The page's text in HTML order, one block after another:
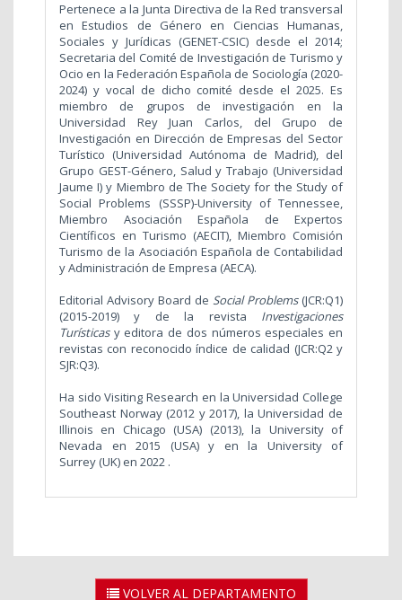
Pertenece a la Junta Directiva de la Red transversal
en Estudios de Género en Ciencias Humanas,
Sociales y Jurídicas (GENET-CSIC) desde el 2014;
Secretaria del Comité de Investigación de Turismo y
Ocio en la Federación Española de Sociología (2020-
2024) y vocal de dicho comité desde el 2025. Es
miembro de grupos de investigación en la
Universidad Rey Juan Carlos, del Grupo de
Investigación en Dirección de Empresas del Sector
Turístico (Universidad Autónoma de Madrid), del
Grupo GEST-Género, Salud y Trabajo (Universidad
Jaume I) y Miembro de The Society for the Study of
Social Problems (SSSP)-University of Tennessee,
Miembro Asociación Española de Expertos
Científicos en Turismo (AECIT), Miembro Comisión
Turismo de la Asociación Española de Contabilidad
y Administración de Empresa (AECA).
Editorial Advisory Board de Social Problems(JCR:Q1)
(2015-2019) y de la revista Investigaciones
Turísticasy editora de dos números especiales en
revistas con reconocido índice de calidad (JCR:Q2 y
SJR:Q3).
Ha sido Visiting Research en la Universidad College
Southeast Norway (2012 y 2017), la Universidad de
Illinois en Chicago (USA) (2013), la University of
Nevada en 2015 (USA) y en la University of
Surrey (UK) en 2022 .
VOLVER AL DEPARTAMENTO